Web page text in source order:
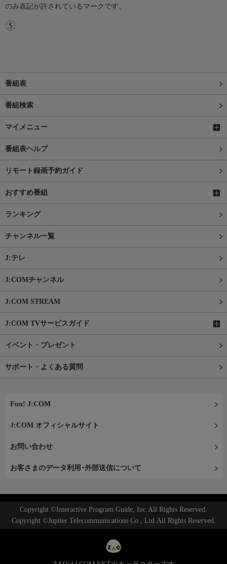
のみ表記が許されているマークです。
番組表
番組検索
マイメニュー
番組表ヘルプ
リモート録画予約ガイド
おすすめ番組
ランキング
チャンネル一覧
J:テレ
J:COMチャンネル
J:COM STREAM
J:COM TVサービスガイド
イベント・プレゼント
サポート・よくある質問
Fun! J:COM
J:COM オフィシャルサイト
お問い合わせ
お客さまのデータ利用･外部送信について
Copyright ©Interactive Program Guide, Inc.All Rights Reserved.
Copyright ©Jupiter Telecommunications Co., Ltd.All Rights Reserved.